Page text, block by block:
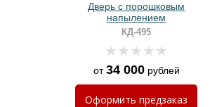
Дверь с порошковым
напылением
КД-495
от34 000рублей
Оформить предзаказ